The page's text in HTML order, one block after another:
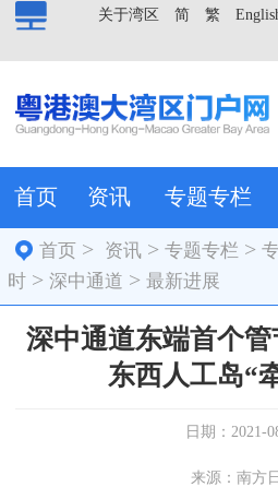
繁
简
关于湾区
首页 资讯 专题专栏
首页 > 资讯 >专题专栏 >
时 > 深中通道 > 最新进展
深中通道东端首个
东西人工岛“
日期：2021-
来源：南方